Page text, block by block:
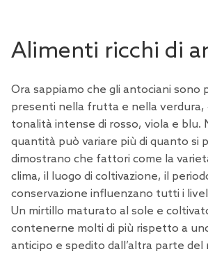
Alimenti ricchi di
Ora sappiamo che gli antociani sono
presenti nella frutta e nella verdura,
tonalità intense di rosso, viola e blu.
quantità può variare più di quanto si
dimostrano che fattori come la
clima, il luogo di coltivazione, il
conservazione influenzano tutti i
Un mirtillo maturato al sole e
contenerne molti di più rispetto a
anticipo e spedito dall’altra parte del